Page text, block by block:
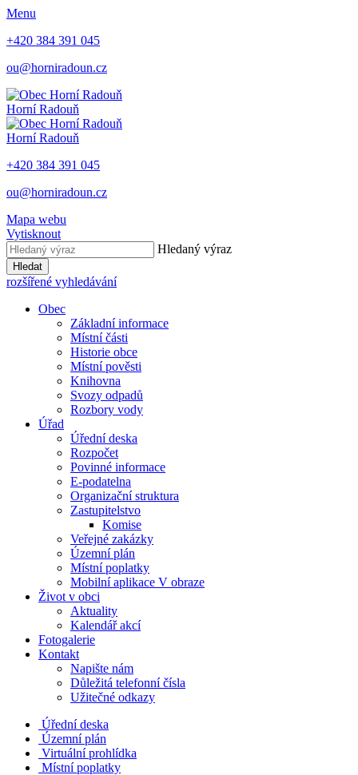
Menu
+420 384 391 045
ou@horniradoun.cz
Horní Radouň
Horní Radouň
+420 384 391 045
ou@horniradoun.cz
Mapa webu
Vytisknout
Hledaný výraz
Hledat
rozšířené vyhledávání
Obec
Základní informace
Místní části
Historie obce
Místní pověsti
Knihovna
Svozy odpadů
Rozbory vody
Úřad
Úřední deska
Rozpočet
Povinné informace
E-podatelna
Organizační struktura
Zastupitelstvo
Komise
Veřejné zakázky
Územní plán
Místní poplatky
Mobilní aplikace V obraze
Život v obci
Aktuality
Kalendář akcí
Fotogalerie
Kontakt
Napište nám
Důležitá telefonní čísla
Užitečné odkazy
Úřední deska
Územní plán
Virtuální prohlídka
Místní poplatky